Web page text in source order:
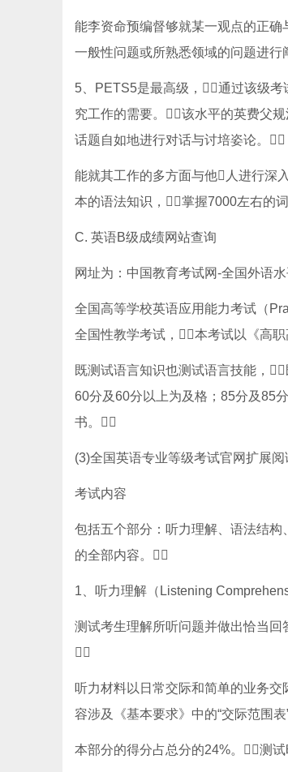
能李资命预编督够就某一观点的正确
一般性问题或所熟悉领域的问题进行
5、PETS5是最高级，通过该级
究工作的需要。该水平的英费父
话题自如地进行对话与讨培姿论。
能就其工作的多方面与他人进行深
本的语法知识，掌握7000左右的
C. 英语B级成绩网站查询
网址为：中国教育考试网-全国外语
全国高等学校英语应用能力考试（
全国性教学考试，本考试以《高
既测试语言知识也测试语言技能，
60分及60分以上为及格；85分及85
书。
(3)全国英语专业等级考试官网扩展阅
考试内容
包括五个部分：听力理解、语法结
的全部内容。
1、听力理解（Listening
测试考生理解所听问题并做出恰当

听力材料以日常交际和简单的业务交
容涉及《基本要求》中的“交际范围
本部分的得分占总分的24%。测